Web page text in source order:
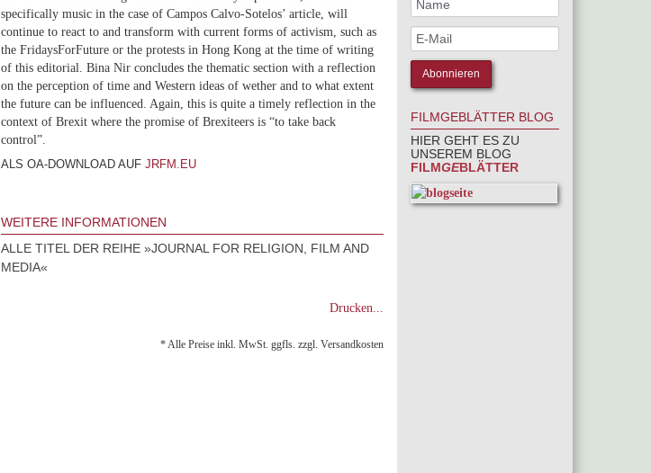
specifically music in the case of Campos Calvo-Sotelos’ article, will
continue to react to and transform with current forms of activism, such as
the FridaysForFuture or the protests in Hong Kong at the time of writing
of this editorial. Bina Nir concludes the thematic section with a reflection
on the perception of time and Western ideas of wether and to what extent
the future can be influenced. Again, this is quite a timely reflection in the
context of Brexit where the promise of Brexiteers is “to take back
control”.
ALS OA-DOWNLOAD AUF JRFM.EU
WEITERE INFORMATIONEN
ALLE TITEL DER REIHE »JOURNAL FOR RELIGION, FILM AND
MEDIA«
Drucken...
* Alle Preise inkl. MwSt. ggfls. zzgl. Versandkosten
FILMGEBLÄTTER BLOG
HIER GEHT ES ZU
UNSEREM BLOG
FILMGEBLÄTTER